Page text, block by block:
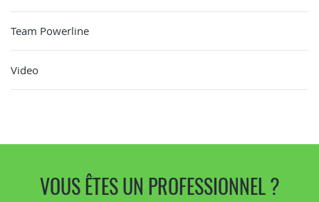
Team Powerline
Video
VOUS ÊTES UN PROFESSIONNEL ?